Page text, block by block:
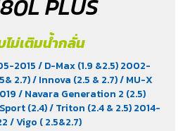
PLUS
ม่เติมน้ำกลั่น
2015/ D-Max (1.9 &2.5) 2002-
2.7)/ Innova (2.5 & 2.7)/ MU-X
/ Navara Generation 2 (2.5)
(2.4)/ Triton (2.4 & 2.5) 2014-
/ Vigo ( 2.5&2.7)